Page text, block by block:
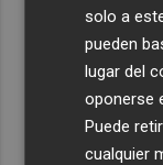
solo a
pueden
lugar del
oponerse
Puede
cualquier